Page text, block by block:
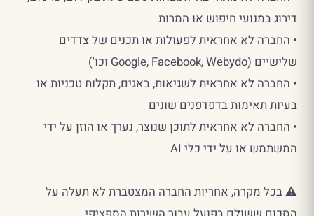
דירוג במנועי חיפוש או המרות
• החברה לא אחראית לפעולות או תכנים של צדדים
שלישיים (Google, Facebook, Webydo וכו')
• החברה לא אחראית לשגיאות, באגים, תקלות טכניות או
בעיות תאימות בדפדפנים שונים
• החברה לא אחראית לתוכן שנוצר, נערך או הוזן על ידי
המשתמש או על ידי כלי AI
⚠️ בכל מקרה, אחריות החברה המצטברת לא תעלה על